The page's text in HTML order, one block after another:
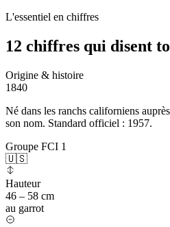
L'essentiel en chiffres
12 chiffres qui disent
Origine & histoire
1840
Né dans les ranchs californiens
son nom. Standard officiel : 1957.
Groupe FCI 1
🇺🇸
Hauteur
46 – 58 cm
au garrot